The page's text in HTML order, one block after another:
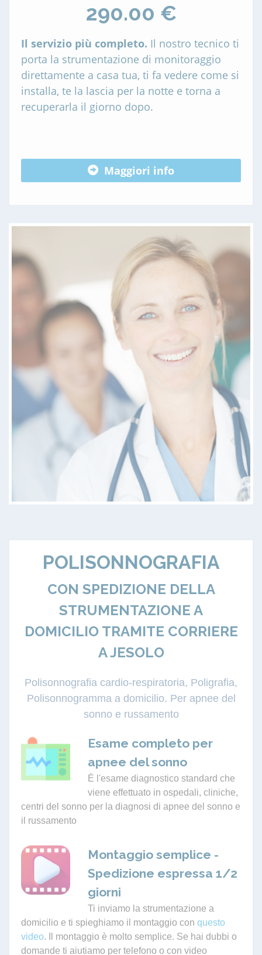
290.00 €
Il servizio più completo. Il nostro tecnico ti
porta la strumentazione di monitoraggio
direttamente a casa tua, ti fa vedere come si
installa, te la lascia per la notte e torna a
recuperarla il giorno dopo.
Maggiori info
POLISONNOGRAFIA
CON SPEDIZIONE DELLA
STRUMENTAZIONE A
DOMICILIO TRAMITE CORRIERE
A JESOLO
Polisonnografia cardio-respiratoria, Poligrafia,
Polisonnogramma a domicilio. Per apnee del
sonno e russamento
Esame completo per
apnee del sonno
È l'esame diagnostico standard che
viene effettuato in ospedali, cliniche,
centri del sonno per la diagnosi di apnee del sonno e
il russamento
Montaggio semplice -
Spedizione espressa 1/2
giorni
Ti inviamo la strumentazione a
domicilio e ti spieghiamo il montaggio con questo
video. Il montaggio è molto semplice. Se hai dubbi o
domande ti aiutiamo per telefono o con video